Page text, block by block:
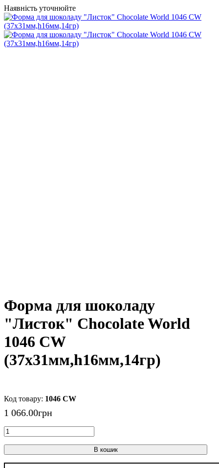
Наявність уточнюйте
Форма для шоколаду
"Листок" Chocolate World
1046 CW
(37x31мм,h16мм,14гр)
1046 CW
1 066.00грн
В кошик